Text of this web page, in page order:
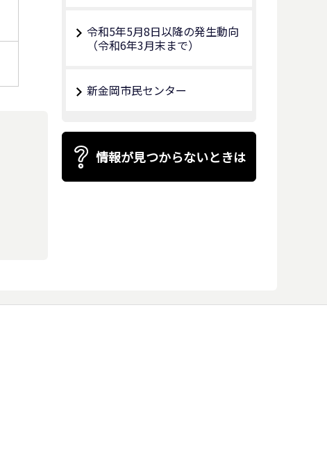
令和5年5月8日以降の発生動向
（令和6年3月末まで）
新金岡市民センター
情報が見つからないときは